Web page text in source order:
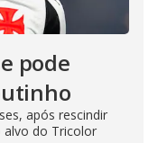
pode
após rescindir
alvo do Tricolor